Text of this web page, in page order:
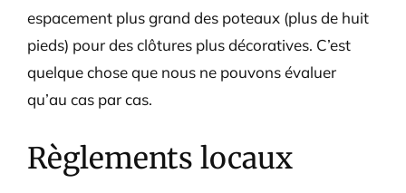
espacement plus grand des poteaux (plus de huit
pieds) pour des clôtures plus décoratives. C’est
quelque chose que nous ne pouvons évaluer
qu’au cas par cas.
Règlements locaux